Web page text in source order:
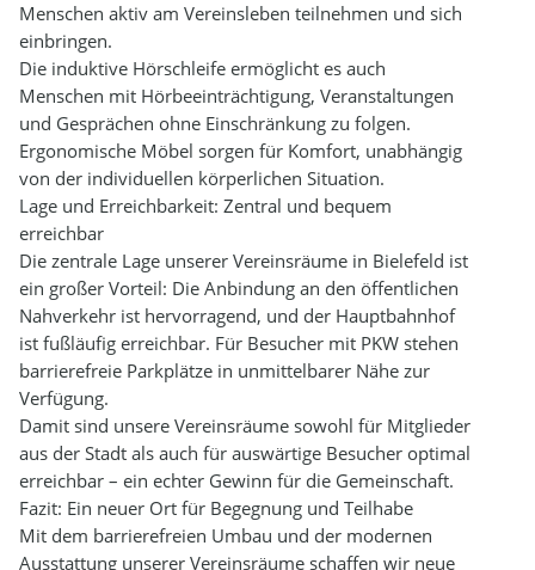
Menschen aktiv am Vereinsleben teilnehmen und sich
einbringen.
Die induktive Hörschleife ermöglicht es auch
Menschen mit Hörbeeinträchtigung, Veranstaltungen
und Gesprächen ohne Einschränkung zu folgen.
Ergonomische Möbel sorgen für Komfort, unabhängig
von der individuellen körperlichen Situation.
Lage und Erreichbarkeit: Zentral und bequem
erreichbar
Die zentrale Lage unserer Vereinsräume in Bielefeld ist
ein großer Vorteil: Die Anbindung an den öffentlichen
Nahverkehr ist hervorragend, und der Hauptbahnhof
ist fußläufig erreichbar. Für Besucher mit PKW stehen
barrierefreie Parkplätze in unmittelbarer Nähe zur
Verfügung.
Damit sind unsere Vereinsräume sowohl für Mitglieder
aus der Stadt als auch für auswärtige Besucher optimal
erreichbar – ein echter Gewinn für die Gemeinschaft.
Fazit: Ein neuer Ort für Begegnung und Teilhabe
Mit dem barrierefreien Umbau und der modernen
Ausstattung unserer Vereinsräume schaffen wir neue